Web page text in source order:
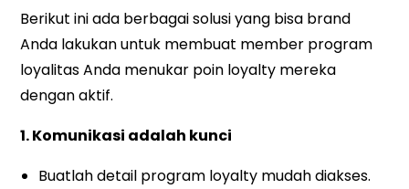
Berikut ini ada berbagai solusi yang bisa brand
Anda lakukan untuk membuat member program
loyalitas Anda menukar poin loyalty mereka
dengan aktif.
1. Komunikasi adalah kunci
Buatlah detail program loyalty mudah diakses.